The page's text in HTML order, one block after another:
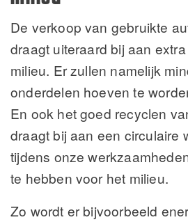
De verkoop van gebruikte
draagt uiteraard bij aan
milieu. Er zullen namelijk
onderdelen hoeven te
En ook het goed recyclen
draagt bij aan een circulaire
tijdens onze
te hebben voor het milieu.
Zo wordt er bijvoorbeeld